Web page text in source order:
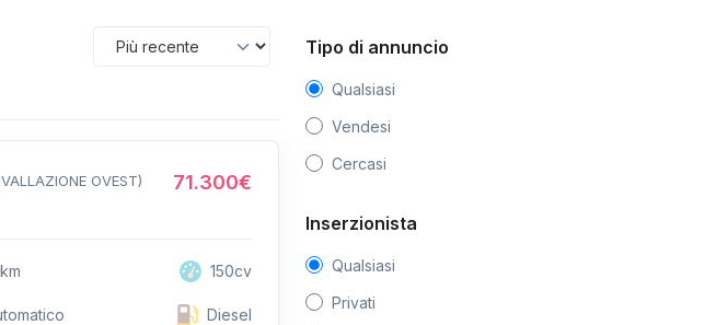
Tipo di annuncio
Qualsiasi
Vendesi
Cercasi
Inserzionista
Qualsiasi
Privati
OVEST) 71.300€
150cv
Diesel